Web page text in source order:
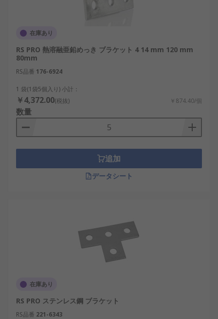
在庫あり
RS PRO 熱溶融亜鉛めっき ブラケット 4 14 mm 120 mm
80mm
RS品番 176-6924
1 袋(1袋5個入り) 小計：
￥4,372.00(税抜) ￥874.40/個
数量
追加
データシート
在庫あり
RS PRO ステンレス鋼 ブラケット
RS品番 221-6343